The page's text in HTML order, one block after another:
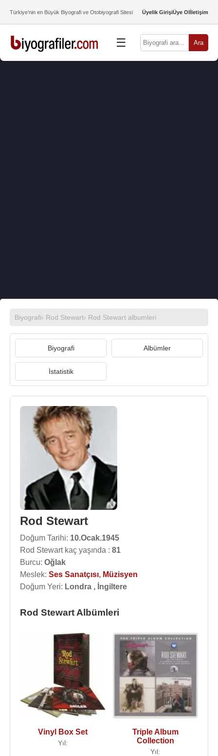
Türkiye’nin en Büyük Biyografi ve Otobiyografi Sitesi Üyelik GirişiÜye Olİletişim
☰ Ara
Biyografi› Rod Stewart› Rod Stewart albumleri
Biyografi Albümler
İstatistik
Rod Stewart
Doğum Tarihi: 10.Ocak.1945
Rod Stewart kaç yaşında : 81
Burcu: Oğlak
Meslek: Ses Sanatçısı, Müzisyen
Doğum Yeri: Londra , İngiltere
Rod Stewart Albümleri
Vinyl Box Set
Yıl:
Triple Album
Collection
Yıl: